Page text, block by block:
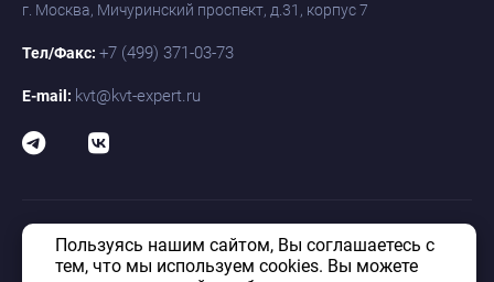
Пользуясь нашим сайтом, Вы соглашаетесь с
тем, что мы используем cookies. Вы можете
г. Москва, Мичуринский проспект, д.31, корпус 7
Тел/Факс: +7 (499) 371-03-73
E-mail: kvt@kvt-expert.ru
© «КВТ» 1992–2026. Таможенно-логистический оператор КВТ. Все
права защищены.